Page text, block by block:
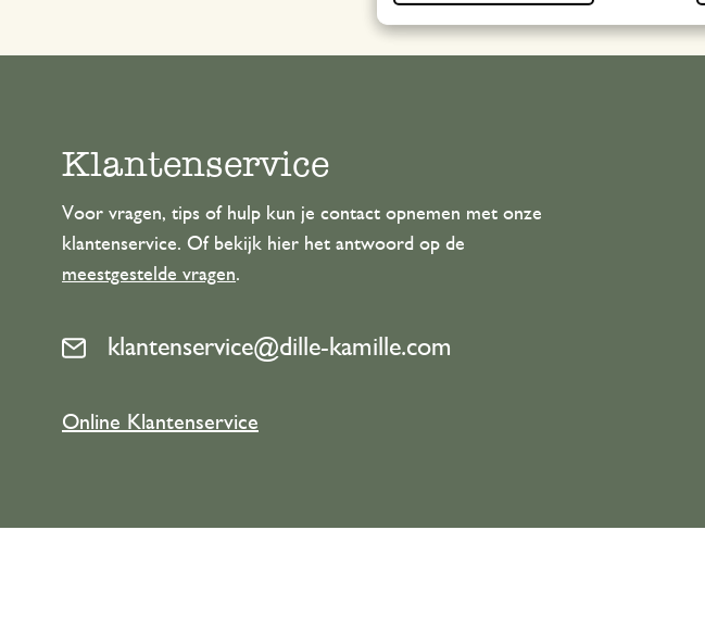
Klantenservice
Voor vragen, tips of hulp kun je contact opnemen met onze
klantenservice. Of bekijk hier het antwoord op de
meestgestelde vragen.
klantenservice@dille-kamille.com
Online Klantenservice